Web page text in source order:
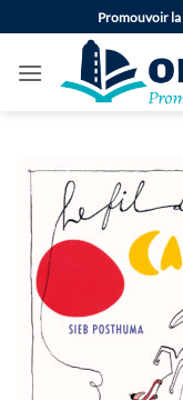
au
contenu
Promouvoir